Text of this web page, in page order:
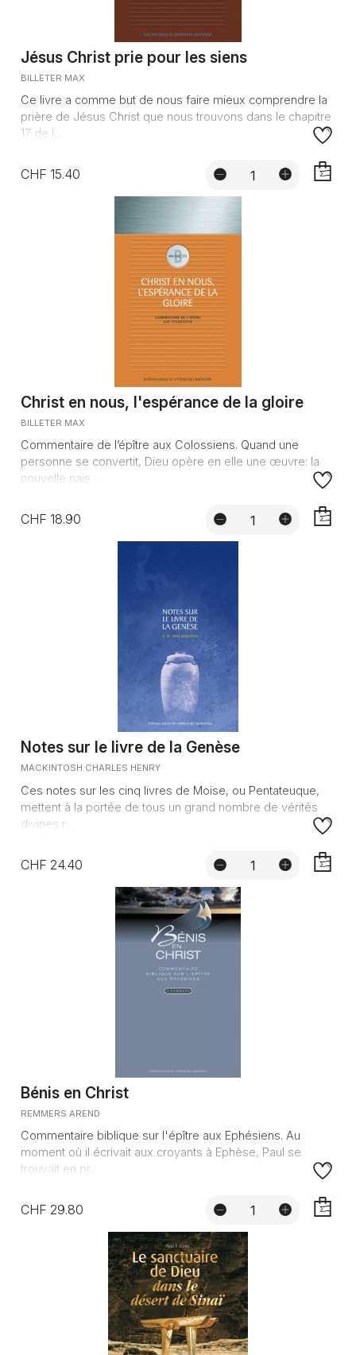
Jésus Christ prie pour les siens
BILLETER MAX
Ce livre a comme but de nous faire mieux comprendre la
prière de Jésus Christ que nous trouvons dans le chapitre
17 de l...
CHF 15.40
Christ en nous, l'espérance de la gloire
BILLETER MAX
Commentaire de l’épître aux Colossiens. Quand une
personne se convertit, Dieu opère en elle une œuvre: la
nouvelle nais...
CHF 18.90
Notes sur le livre de la Genèse
MACKINTOSH CHARLES HENRY
Ces notes sur les cinq livres de Moïse, ou Pentateuque,
mettent à la portée de tous un grand nombre de vérités
divines r...
CHF 24.40
Bénis en Christ
REMMERS AREND
Commentaire biblique sur l'épître aux Ephésiens. Au
moment où il écrivait aux croyants à Ephèse, Paul se
trouvait en pr...
CHF 29.80